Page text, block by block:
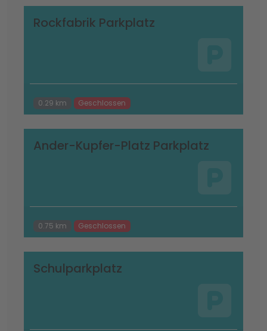
Rockfabrik Parkplatz
0.29 km Geschlossen
Ander-Kupfer-Platz Parkplatz
0.75 km Geschlossen
Schulparkplatz